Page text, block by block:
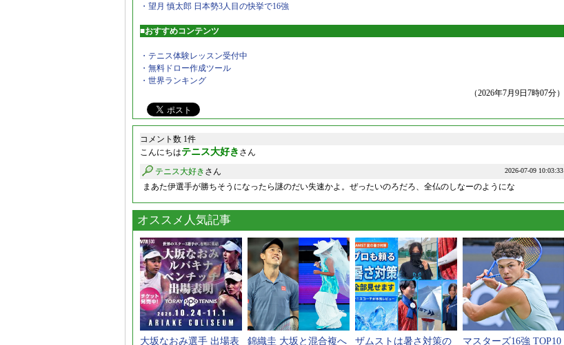
・望月 慎太郎 日本勢3人目の快挙で16強
■おすすめコンテンツ
・テニス体験レッスン受付中
・無料ドロー作成ツール
・世界ランキング
（2026年7月9日7時07分）
コメント数 1件
こんにちはテニス大好き さん
2026-07-09 10:03:33
テニス大好き さん
まあた伊選手が勝ちそうになったら謎のだい失速かよ。ぜったいのろだろ、全仏のしなーのようにな
オススメ人気記事
大坂なおみ選手 出場表
錦織圭 大坂と混合複へ
ザムストは暑さ対策の
マスターズ16強 TOP10